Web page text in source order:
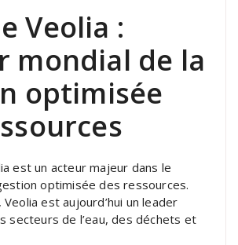
Veolia :
mondial de la
optimisée
est un acteur majeur dans le
optimisée des ressources.
est aujourd’hui un leader
secteurs de l’eau, des déchets et